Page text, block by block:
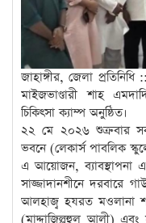
জাহাঙ্গীর, জেলা প্রতিনিধি
মাইজভাণ্ডারী শাহ
চিকিৎসা ক্যাম্প অনুষ্ঠিত।
২২ মে ২০২৬ শুক্রবার
ভবনে (লেকার্স পাবলিক
এ আয়োজন, ব্যাবস্থাপনা
সাজ্জাদানশীনে
আলহাজ্ব হযরত মওলানা
(মাদ্দাজিল্লুহুল আলী) এবং